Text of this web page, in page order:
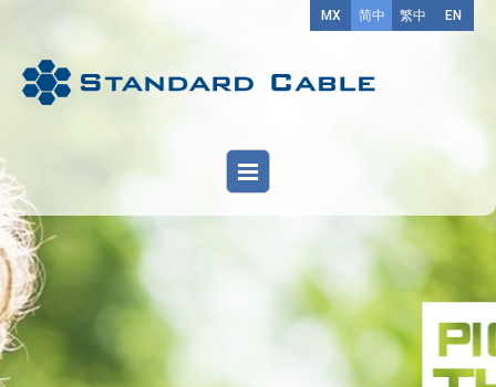
EN
繁中
简中
MX